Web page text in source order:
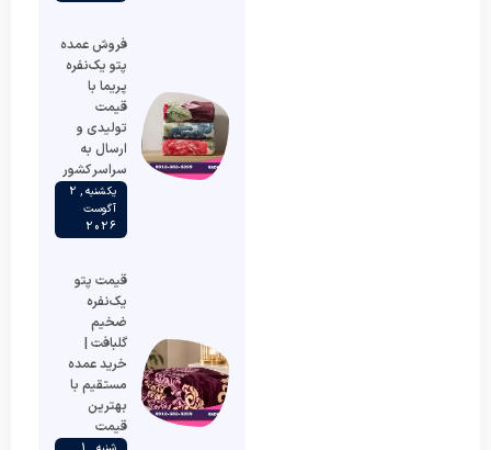
فروش عمده
پتو یک‌نفره
پریما با
قیمت
تولیدی و
ارسال به
سراسر کشور
یکشنبه , 2
آگوست
2026
قیمت پتو
یک‌نفره
ضخیم
گلبافت |
خرید عمده
مستقیم با
بهترین
قیمت